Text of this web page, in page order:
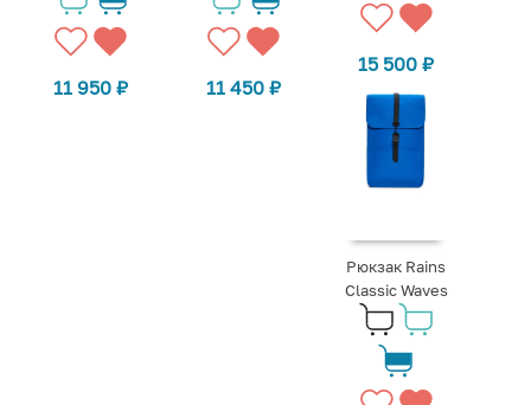
11 950₽ 11 450 ₽
15 500₽
Рюкзак Rains
Classic Waves